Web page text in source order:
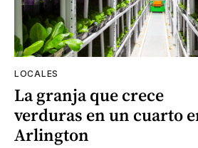
LOCALES
La granja que crece
verduras en un cuarto
Arlington